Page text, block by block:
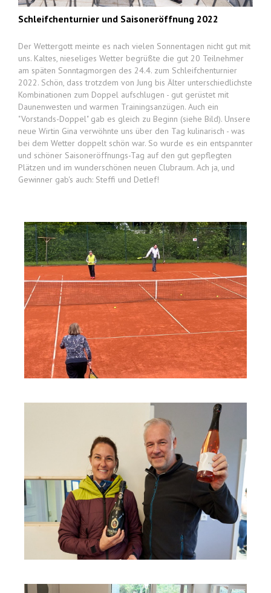
Schleifchenturnier und Saisoneröffnung 2022
Der Wettergott meinte es nach vielen Sonnentagen nicht gut mit
uns. Kaltes, nieseliges Wetter begrüßte die gut 20 Teilnehmer
am späten Sonntagmorgen des 24.4. zum Schleifchenturnier
2022. Schön, dass trotzdem von Jung bis Älter unterschiedlichste
Kombinationen zum Doppel aufschlugen - gut gerüstet mit
Daunenwesten und warmen Trainingsanzügen. Auch ein
"Vorstands-Doppel" gab es gleich zu Beginn (siehe Bild). Unsere
neue Wirtin Gina verwöhnte uns über den Tag kulinarisch - was
bei dem Wetter doppelt schön war. So wurde es ein entspannter
und schöner Saisoneröffnungs-Tag auf den gut gepflegten
Plätzen und im wunderschönen neuen Clubraum. Ach ja, und
Gewinner gab's auch: Steffi und Detlef!